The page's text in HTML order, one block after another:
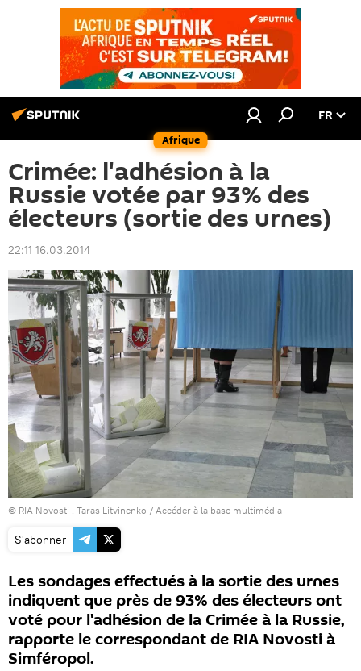
Afrique
FR
Crimée: l'adhésion à la
Russie votée par 93% des
électeurs (sortie des urnes)
22:11 16.03.2014
© RIA Novosti . Taras Litvinenko / Accéder à la base multimédia
S'abonner
Les sondages effectués à la sortie des urnes
indiquent que près de 93% des électeurs ont
voté pour l'adhésion de la Crimée à la Russie,
rapporte le correspondant de RIA Novosti à
Simféropol.